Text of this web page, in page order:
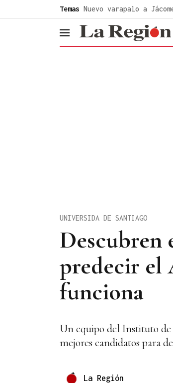
Temas Nuevo varapalo a
header.menu.open
Descubren
predecir el
funciona
UNIVERSIDA DE SANTIAGO
Un equipo del Instituto de
mejores candidatos para
La Región